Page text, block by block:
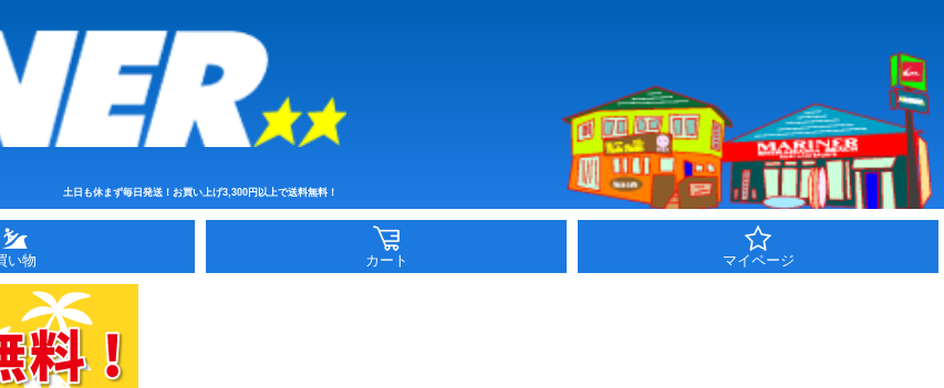
土日も休まず毎日発送！お買い上げ3,300円以上で送料無料！
い物 カート マイページ